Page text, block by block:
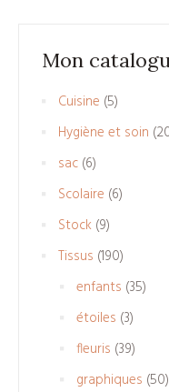
Mon
Cuisine 55
produits
Hygiène et soin
sac 66
produits
Scolaire 66
Stock 99
produits
Tissus 190190
produits
enfants 3535
étoiles 33
produits
fleuris 3939
graphiques 5050